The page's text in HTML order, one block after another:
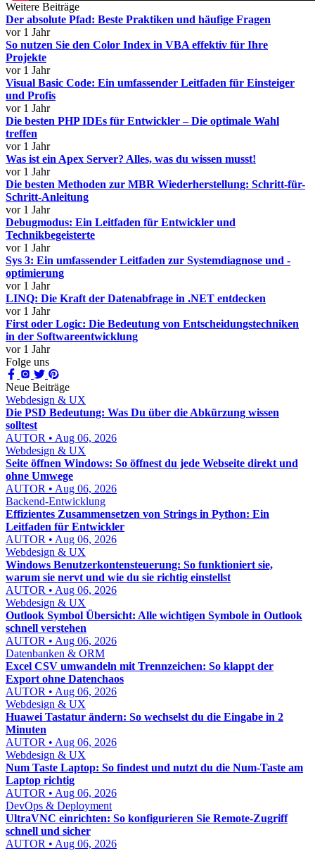
Weitere Beiträge
Der absolute Pfad: Beste Praktiken und häufige Fragen
vor 1 Jahr
So nutzen Sie den Color Index in VBA effektiv für Ihre
Projekte
vor 1 Jahr
Visual Basic Code: Ein umfassender Leitfaden für Einsteiger
und Profis
vor 1 Jahr
Die besten PHP IDEs für Entwickler – Die optimale Wahl
treffen
vor 1 Jahr
Was ist ein Apex Server? Alles, was du wissen musst!
vor 1 Jahr
Die besten Methoden zur MBR Wiederherstellung: Schritt-für-
Schritt-Anleitung
vor 1 Jahr
Debugmodus: Ein Leitfaden für Entwickler und
Technikbegeisterte
vor 1 Jahr
Sys 3: Ein umfassender Leitfaden zur Systemdiagnose und -
optimierung
vor 1 Jahr
LINQ: Die Kraft der Datenabfrage in .NET entdecken
vor 1 Jahr
First oder Logic: Die Bedeutung von Entscheidungstechniken
in der Softwareentwicklung
vor 1 Jahr
Folge uns
Neue Beiträge
Webdesign & UX
Die PSD Bedeutung: Was Du über die Abkürzung wissen
solltest
AUTOR • Aug 06, 2026
Webdesign & UX
Seite öffnen Windows: So öffnest du jede Webseite direkt und
ohne Umwege
AUTOR • Aug 06, 2026
Backend-Entwicklung
Effizientes Zusammensetzen von Strings in Python: Ein
Leitfaden für Entwickler
AUTOR • Aug 06, 2026
Webdesign & UX
Windows Benutzerkontensteuerung: So funktioniert sie,
warum sie nervt und wie du sie richtig einstellst
AUTOR • Aug 06, 2026
Webdesign & UX
Outlook Symbol Übersicht: Alle wichtigen Symbole in Outlook
schnell verstehen
AUTOR • Aug 06, 2026
Datenbanken & ORM
Excel CSV umwandeln mit Trennzeichen: So klappt der
Export ohne Datenchaos
AUTOR • Aug 06, 2026
Webdesign & UX
Huawei Tastatur ändern: So wechselst du die Eingabe in 2
Minuten
AUTOR • Aug 06, 2026
Webdesign & UX
Num Taste Laptop: So findest und nutzt du die Num-Taste am
Laptop richtig
AUTOR • Aug 06, 2026
DevOps & Deployment
UltraVNC einrichten: So konfigurieren Sie Remote-Zugriff
schnell und sicher
AUTOR • Aug 06, 2026